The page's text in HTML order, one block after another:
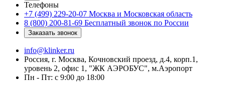
Телефоны
+7 (499) 229-20-07 Москва и Московская область
8 (800) 200-81-69 Бесплатный звонок по России
Заказать звонок
info@klinker.ru
Россия, г. Москва, Кочновский проезд, д.4, корп.1,
уровень 2, офис 1, "ЖК АЭРОБУС", м.Аэропорт
Пн - Пт: с 9:00 до 18:00